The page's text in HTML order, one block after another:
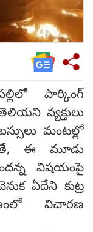
పార్కింగ్
వ్యక్తులు
మంటల్లో
ఈ మూడు
విషయంపై
ఏదేని కుట్ర
విచారణ